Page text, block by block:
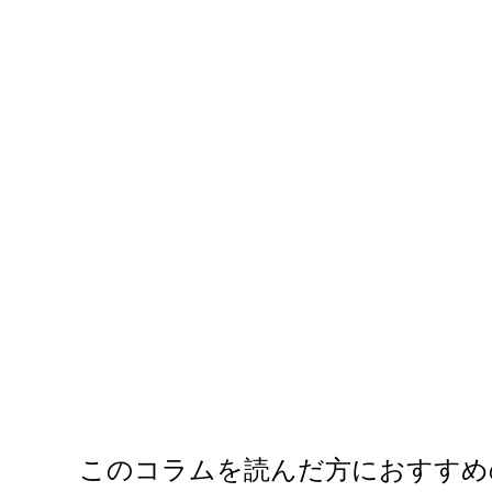
このコラムを読んだ方におすす